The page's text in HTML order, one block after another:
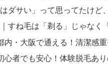
はダサい」って思ってたけ
すね毛は「剃る」じゃなく
・大阪で通える！清潔感
者でも安心！体験脱毛あ